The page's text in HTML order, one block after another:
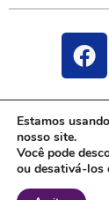
Estamos
nosso site.
Você pode
ou desativá-los